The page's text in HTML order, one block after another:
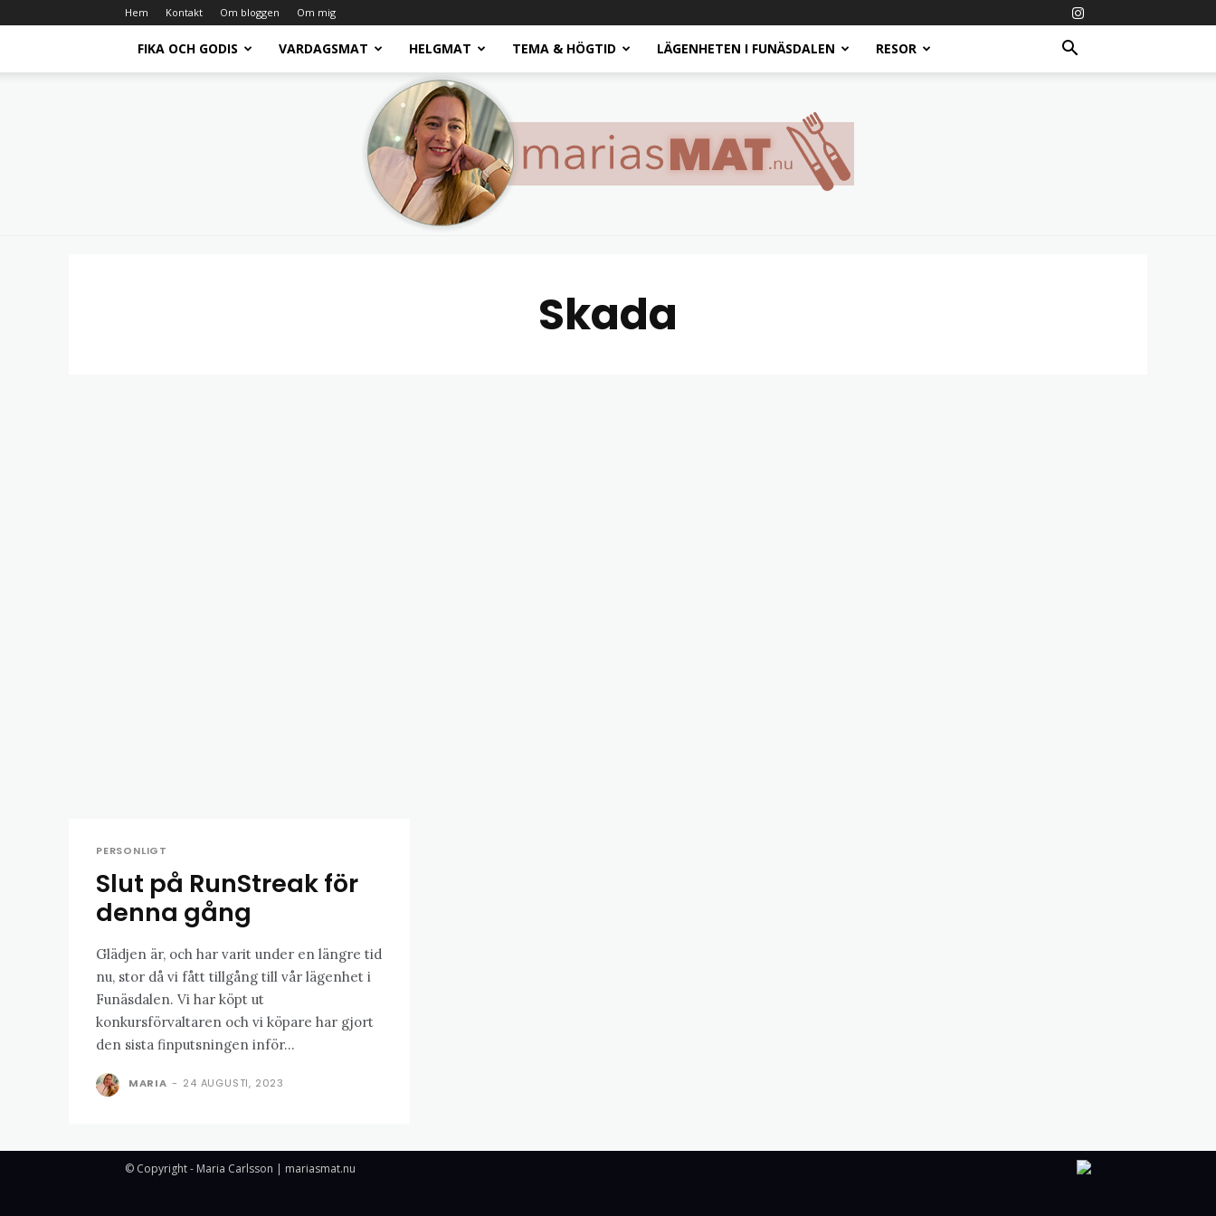
Hem Kontakt Om bloggen Om mig
FIKA OCH GODIS VARDAGSMAT HELGMAT TEMA & HÖGTID LÄGENHETEN I FUNÄSDALEN RESOR
Marias
Skada
PERSONLIGT
Slut på RunStreak för
denna gång
Glädjen är, och har varit under en längre tid
nu, stor då vi fått tillgång till vår lägenhet i
Funäsdalen. Vi har köpt ut
konkursförvaltaren och vi köpare har gjort
den sista finputsningen inför...
MARIA - 24 AUGUSTI, 2023
© Copyright - Maria Carlsson | mariasmat.nu